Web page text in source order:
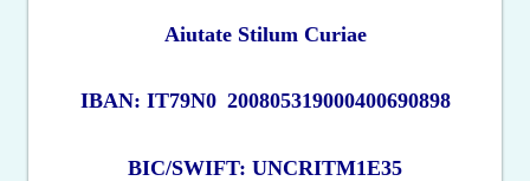
Aiutate Stilum Curiae
IBAN: IT79N0 200805319000400690898
BIC/SWIFT: UNCRITM1E35